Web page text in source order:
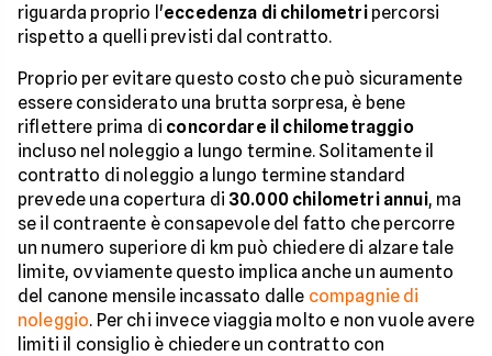
riguarda proprio l'eccedenza di chilometripercorsi
rispetto a quelli previsti dal contratto.
Proprio per evitare questo costo che può sicuramente
essere considerato una brutta sorpresa, è bene
riflettere prima di concordare il chilometraggio
incluso nel noleggio a lungo termine. Solitamente il
contratto di noleggio a lungo termine standard
prevede una copertura di 30.000 chilometri annui, ma
se il contraente è consapevole del fatto che percorre
un numero superiore di km può chiedere di alzare tale
limite, ovviamente questo implica anche un aumento
del canone mensile incassato dalle compagnie di
noleggio. Per chi invece viaggia molto e non vuole avere
limiti il consiglio è chiedere un contratto con